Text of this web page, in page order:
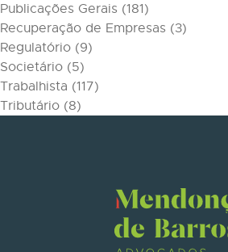
Publicações Gerais (181)
Recuperação de Empresas (3)
Regulatório (9)
Societário (5)
Trabalhista (117)
Tributário (8)